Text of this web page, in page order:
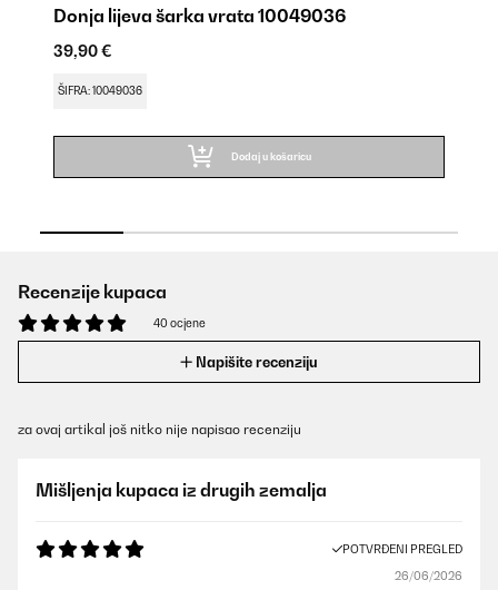
Donja lijeva šarka vrata 10049036
39,90 €
ŠIFRA: 10049036
Dodaj u košaricu
Recenzije kupaca
40 ocjene
Napišite recenziju
za ovaj artikal još nitko nije napisao recenziju
Mišljenja kupaca iz drugih zemalja
POTVRĐENI PREGLED
26/06/2026